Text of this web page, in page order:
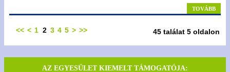
TOVÁBB
<< < 1 2 3 4 5 > >> 45 találat 5 oldalon
AZ EGYESÜLET KIEMELT TÁMOGATÓJA: